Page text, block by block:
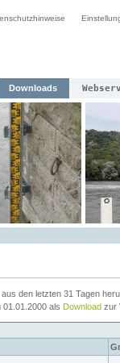
Downloads
den letzten 31 Tagen
als Download zur